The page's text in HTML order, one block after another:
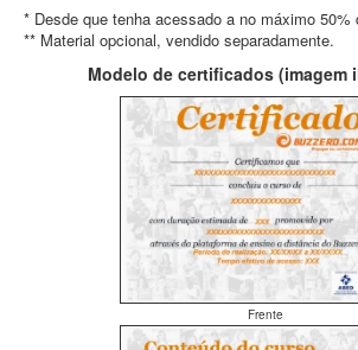
* Desde que tenha acessado a no máximo 50%
** Material opcional, vendido separadamente.
Modelo de certificados (imagem
Frente